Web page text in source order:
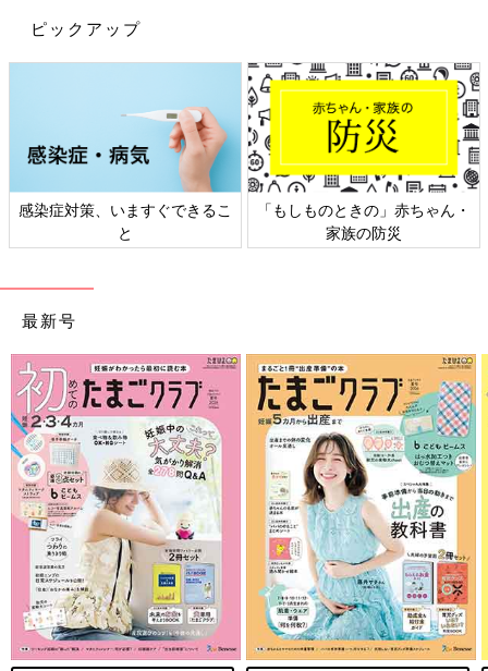
ピックアップ
染症対策、いますぐできるこ
「もしものときの」赤ちゃん・
家族の防災
最新号